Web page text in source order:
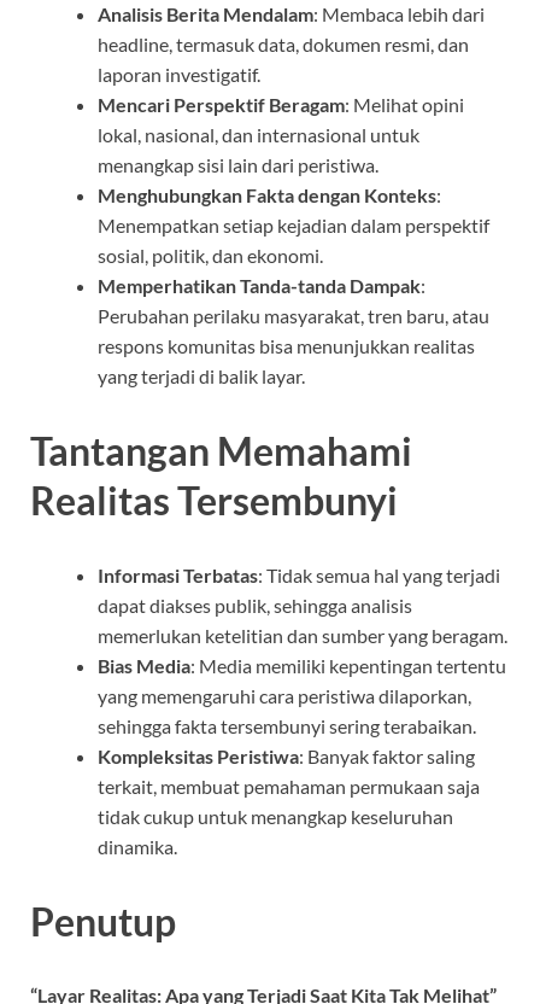
Analisis Berita Mendalam: Membaca lebih dari
headline, termasuk data, dokumen resmi, dan
laporan investigatif.
Mencari Perspektif Beragam: Melihat opini
lokal, nasional, dan internasional untuk
menangkap sisi lain dari peristiwa.
Menghubungkan Fakta dengan Konteks:
Menempatkan setiap kejadian dalam perspektif
sosial, politik, dan ekonomi.
Memperhatikan Tanda-tanda Dampak:
Perubahan perilaku masyarakat, tren baru, atau
respons komunitas bisa menunjukkan realitas
yang terjadi di balik layar.
Tantangan Memahami
Realitas Tersembunyi
Informasi Terbatas: Tidak semua hal yang terjadi
dapat diakses publik, sehingga analisis
memerlukan ketelitian dan sumber yang beragam.
Bias Media: Media memiliki kepentingan tertentu
yang memengaruhi cara peristiwa dilaporkan,
sehingga fakta tersembunyi sering terabaikan.
Kompleksitas Peristiwa: Banyak faktor saling
terkait, membuat pemahaman permukaan saja
tidak cukup untuk menangkap keseluruhan
dinamika.
Penutup
“Layar Realitas: Apa yang Terjadi Saat Kita Tak Melihat”